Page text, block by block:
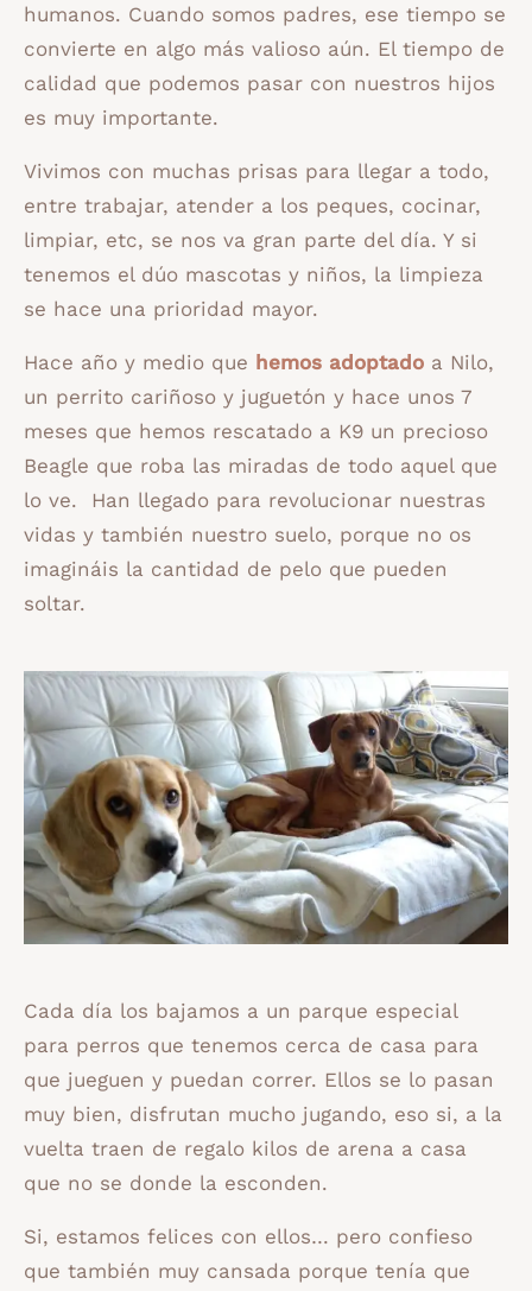
humanos. Cuando somos padres, ese tiempo se
convierte en algo más valioso aún. El tiempo de
calidad que podemos pasar con nuestros hijos
es muy importante.
Vivimos con muchas prisas para llegar a todo,
entre trabajar, atender a los peques, cocinar,
limpiar, etc, se nos va gran parte del día. Y si
tenemos el dúo mascotas y niños, la limpieza
se hace una prioridad mayor.
Hace año y medio que hemos adoptado a Nilo,
un perrito cariñoso y juguetón y hace unos 7
meses que hemos rescatado a K9 un precioso
Beagle que roba las miradas de todo aquel que
lo ve. Han llegado para revolucionar nuestras
vidas y también nuestro suelo, porque no os
imagináis la cantidad de pelo que pueden
soltar.
Cada día los bajamos a un parque especial
para perros que tenemos cerca de casa para
que jueguen y puedan correr. Ellos se lo pasan
muy bien, disfrutan mucho jugando, eso si, a la
vuelta traen de regalo kilos de arena a casa
que no se donde la esconden.
Si, estamos felices con ellos… pero confieso
que también muy cansada porque tenía que